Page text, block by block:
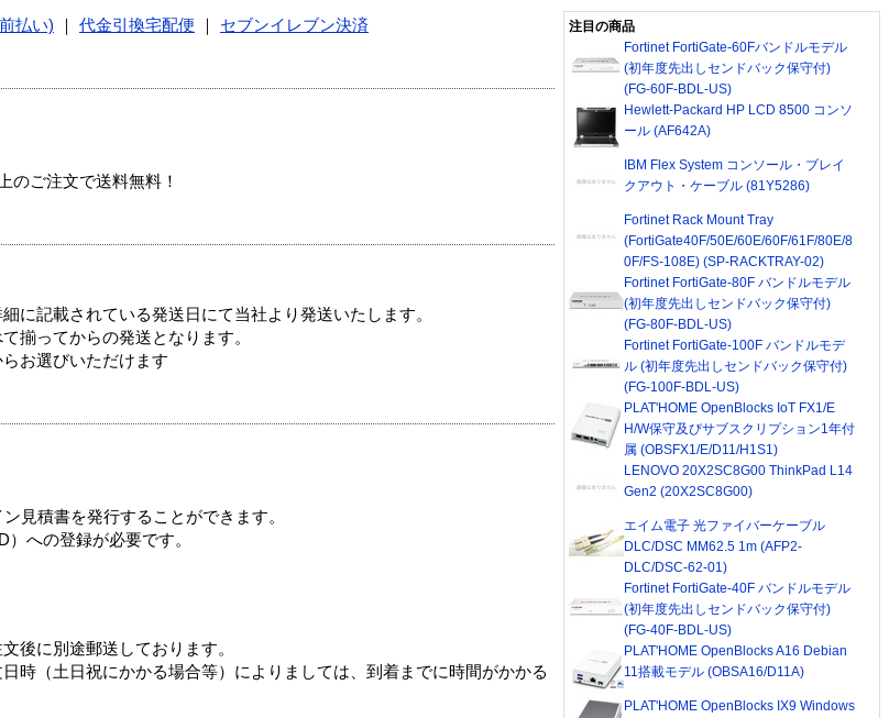
払い) 代金引換宅配便
セブンイレブン決済
のご注文で送料無料！
に記載されている発送日にて当社より発送いたします。
揃ってからの発送となります。
お選びいただけます
見積書を発行することができます。
への登録が必要です。
後に別途郵送しております。
時（土日祝にかかる場合等）によりましては、到着までに時間がかかる
注目の商品
Fortinet FortiGate-60Fバンドルモデル
(初年度先出しセンドバック保守付)
(FG-60F-BDL-US)
Hewlett-Packard HP LCD 8500 コンソ
ール (AF642A)
IBM Flex System コンソール・ブレイ
クアウト・ケーブル (81Y5286)
Fortinet Rack Mount Tray
(FortiGate40F/50E/60E/60F/61F/80E/8
0F/FS-108E) (SP-RACKTRAY-02)
Fortinet FortiGate-80F バンドルモデル
(初年度先出しセンドバック保守付)
(FG-80F-BDL-US)
Fortinet FortiGate-100F バンドルモデ
ル (初年度先出しセンドバック保守付)
(FG-100F-BDL-US)
PLAT'HOME OpenBlocks IoT FX1/E
H/W保守及びサブスクリプション1年付
属 (OBSFX1/E/D11/H1S1)
LENOVO 20X2SC8G00 ThinkPad L14
Gen2 (20X2SC8G00)
エイム電子 光ファイバーケーブル
DLC/DSC MM62.5 1m (AFP2-
DLC/DSC-62-01)
Fortinet FortiGate-40F バンドルモデル
(初年度先出しセンドバック保守付)
(FG-40F-BDL-US)
PLAT'HOME OpenBlocks A16 Debian
11搭載モデル (OBSA16/D11A)
PLAT'HOME OpenBlocks IX9 Windows